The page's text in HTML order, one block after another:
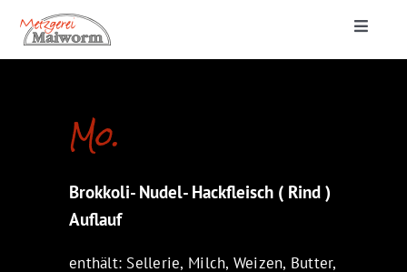
Inhalt
springen
Toggle
Lieferung & Catering
Metzgerei
Mo.
Brokkoli- Nudel- Hackfleisch ( Rind )
Auflauf
enthält: Sellerie, Milch, Weizen, Butter,